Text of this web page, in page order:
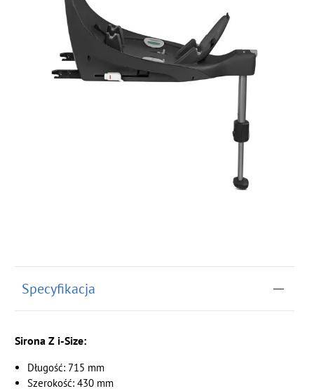
Specyfikacja
Sirona Z i-Size:
Długość: 715 mm
Szerokość: 430 mm